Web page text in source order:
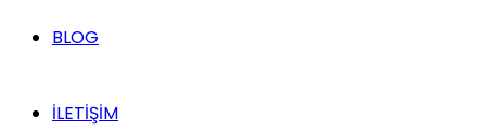
BLOG
İLETİŞİM